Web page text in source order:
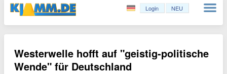
Login NEU
Westerwelle hofft auf "geistig-politische
Wende" für Deutschland